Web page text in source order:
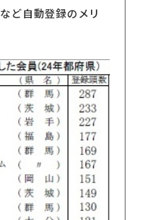
ど自動登録のメリ